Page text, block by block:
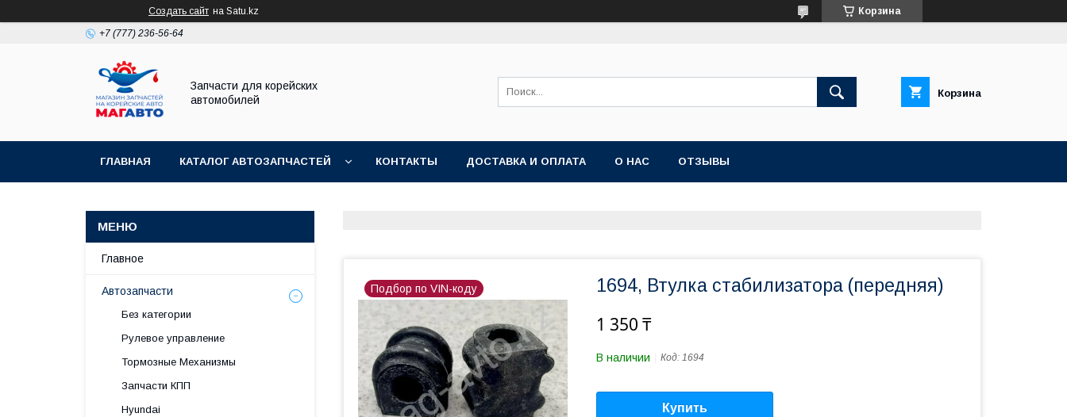
Создать сайт на Satu.kz Корзина
+7 (777) 236-56-64
Запчасти для корейских
автомобилей
Корзина
ГЛАВНАЯ КАТАЛОГ АВТОЗАПЧАСТЕЙ КОНТАКТЫ ДОСТАВКА И ОПЛАТА О НАС ОТЗЫВЫ
Подбор по VIN-коду 1694, Втулка стабилизатора (передняя)
1 350 ₸
В наличии Код: 1694
Купить
Главное
Автозапчасти
Без категории
Рулевое управление
Тормозные Механизмы
Запчасти КПП
Hyundai